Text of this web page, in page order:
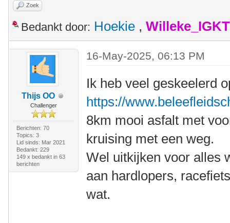
Zoek
Bedankt door: Hoekie , Willeke_IGKT
Thijs OO
Challenger
Berichten: 70
Topics: 3
Lid sinds: Mar 2021
Bedankt: 229
149 x bedankt in 63
berichten
16-May-2025, 06:13 PM
Ik heb veel geskeelerd
https://
8km mooi asfalt met
kruising met een weg.
Wel uitkijken voor alles
aan hardlopers,
wat.